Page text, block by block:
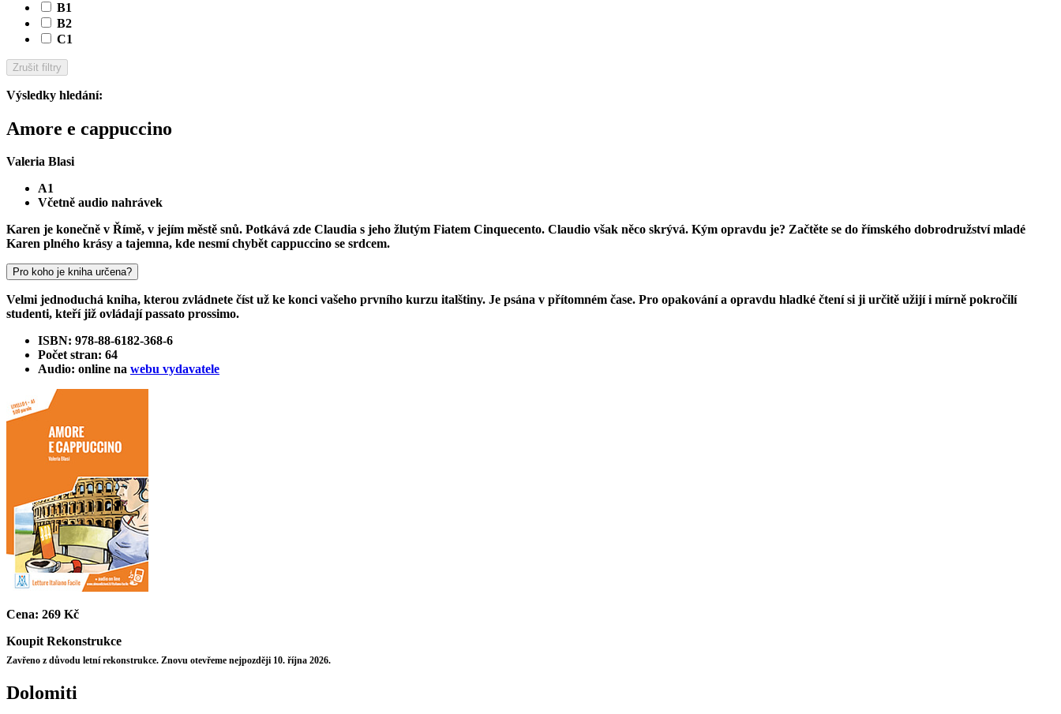
B1
B2
C1
Zrušit filtry
Výsledky hledání:
Amore e cappuccino
Valeria Blasi
A1
Včetně audio nahrávek
Karen je konečně v Římě, v jejím městě snů. Potkává zde Claudia s jeho žlutým Fiatem Cinquecento. Claudio však něco skrývá. Kým opravdu je? Začtěte se do římského dobrodružství mladé
Karen plného krásy a tajemna, kde nesmí chybět cappuccino se srdcem.
Pro koho je kniha určena?
Velmi jednoduchá kniha, kterou zvládnete číst už ke konci vašeho prvního kurzu italštiny. Je psána v přítomném čase. Pro opakování a opravdu hladké čtení si ji určitě užijí i mírně pokročilí
studenti, kteří již ovládají passato prossimo.
ISBN: 978-88-6182-368-6
Počet stran: 64
Audio: online na webu vydavatele
Cena: 269 Kč
KoupitRekonstrukce
Zavřeno z důvodu letní rekonstrukce. Znovu otevřeme nejpozději 10. října 2026.
Dolomiti